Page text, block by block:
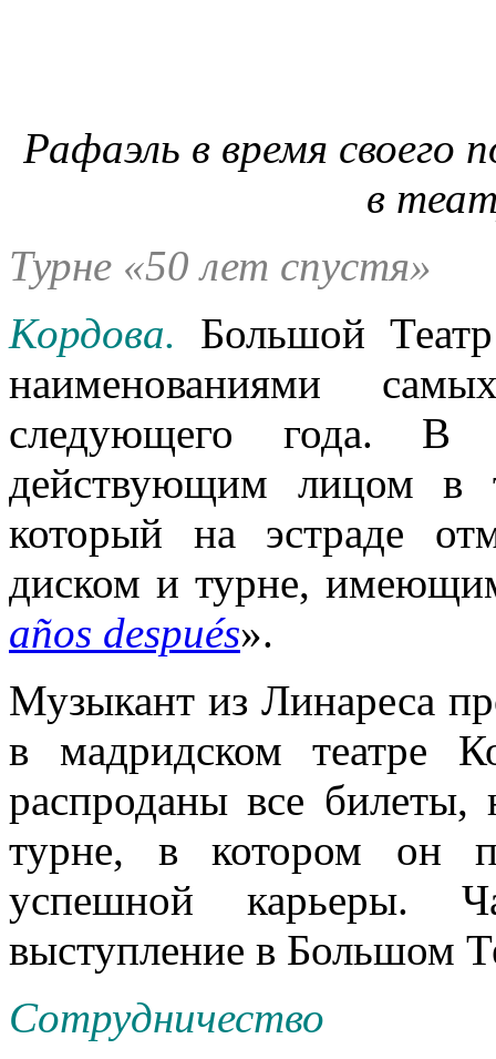
Рафаэль в время своего
в
Турне «50 лет спустя»
Кордова. Большой
наименованиями
следующего года. В
действующим лицом в
который на эстраде
диском и турне,
años después».
Музыкант из Линареса
в мадридском театре
распроданы все
турне, в котором он
успешной карьеры.
выступление в Большом
Сотрудничество